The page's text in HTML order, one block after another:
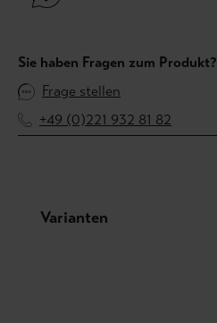
Sie haben Fragen zum Produkt?
Frage stellen
+49 (0)221 932 81 82
Produktgalerie überspringen
Varianten